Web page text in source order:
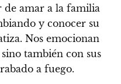
de amar a la familia
y conocer su
Nos emocionan
también con sus
a fuego.